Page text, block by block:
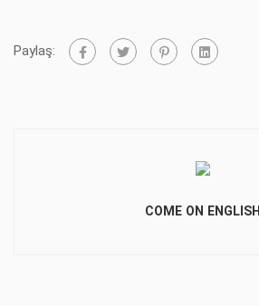
Paylaş:
COME ON ENGLISH